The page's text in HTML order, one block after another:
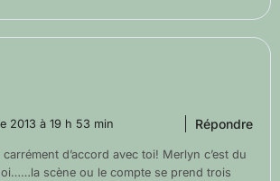
2013 à 19 h 53 min
d’accord avec toi! Merlyn c’est du
scène ou le compte se prend trois
Répondre